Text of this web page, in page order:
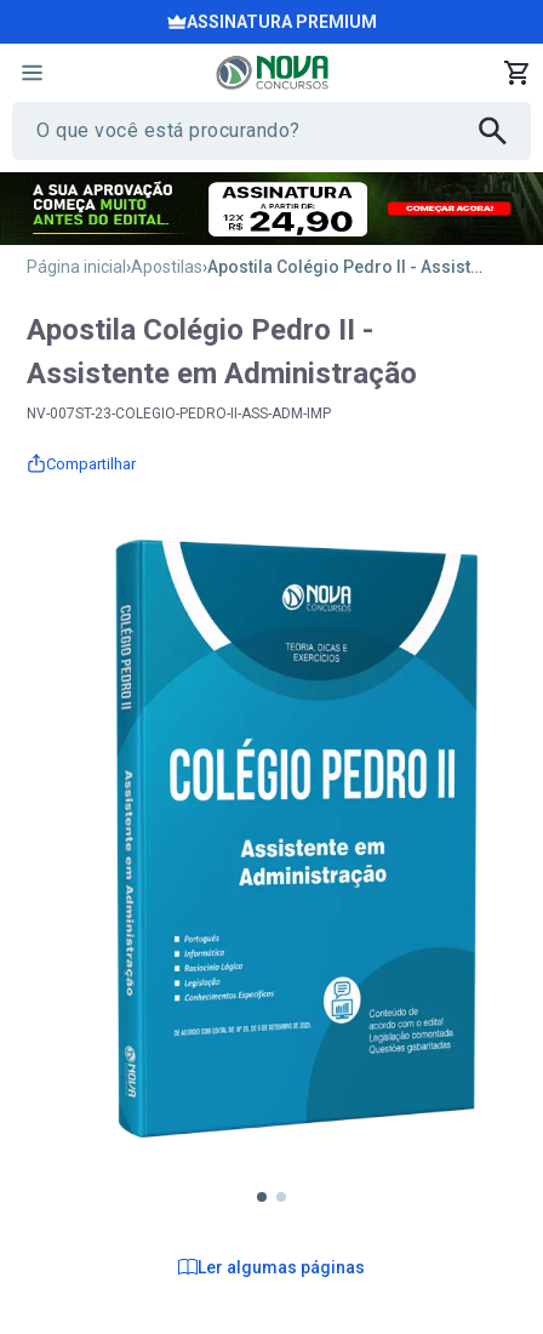
ASSINATURA PREMIUM
Página inicial Apostilas Apostila Colégio Pedro II - Assistente em Administração
Ler algumas páginas
Apostila Colégio Pedro II -
Assistente em Administração
NV-007ST-23-COLEGIO-PEDRO-II-ASS-ADM-IMP
Compartilhar